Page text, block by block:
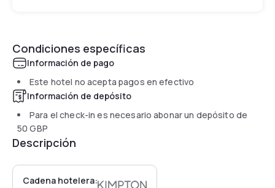
Condiciones específicas
Información de pago
Este hotel no acepta pagos en efectivo
Información de depósito
Para el check-in es necesario abonar un depósito de
50 GBP
Descripción
Cadena hotelera: